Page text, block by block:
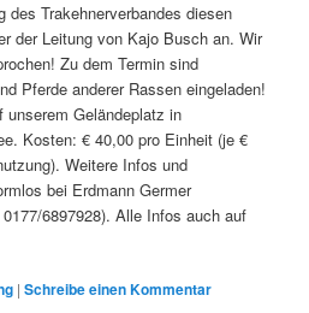
des Trakehnerverbandes diesen
der Leitung von Kajo Busch an. Wir
Zu dem Termin sind
Pferde anderer Rassen eingeladen!
unserem Geländeplatz in
Kosten: € 40,00 pro Einheit (je €
Weitere Infos und
bei Erdmann Germer
6897928). Alle Infos auch auf
|Schreibe einen Kommentar